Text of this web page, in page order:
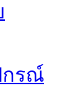
กรณ์